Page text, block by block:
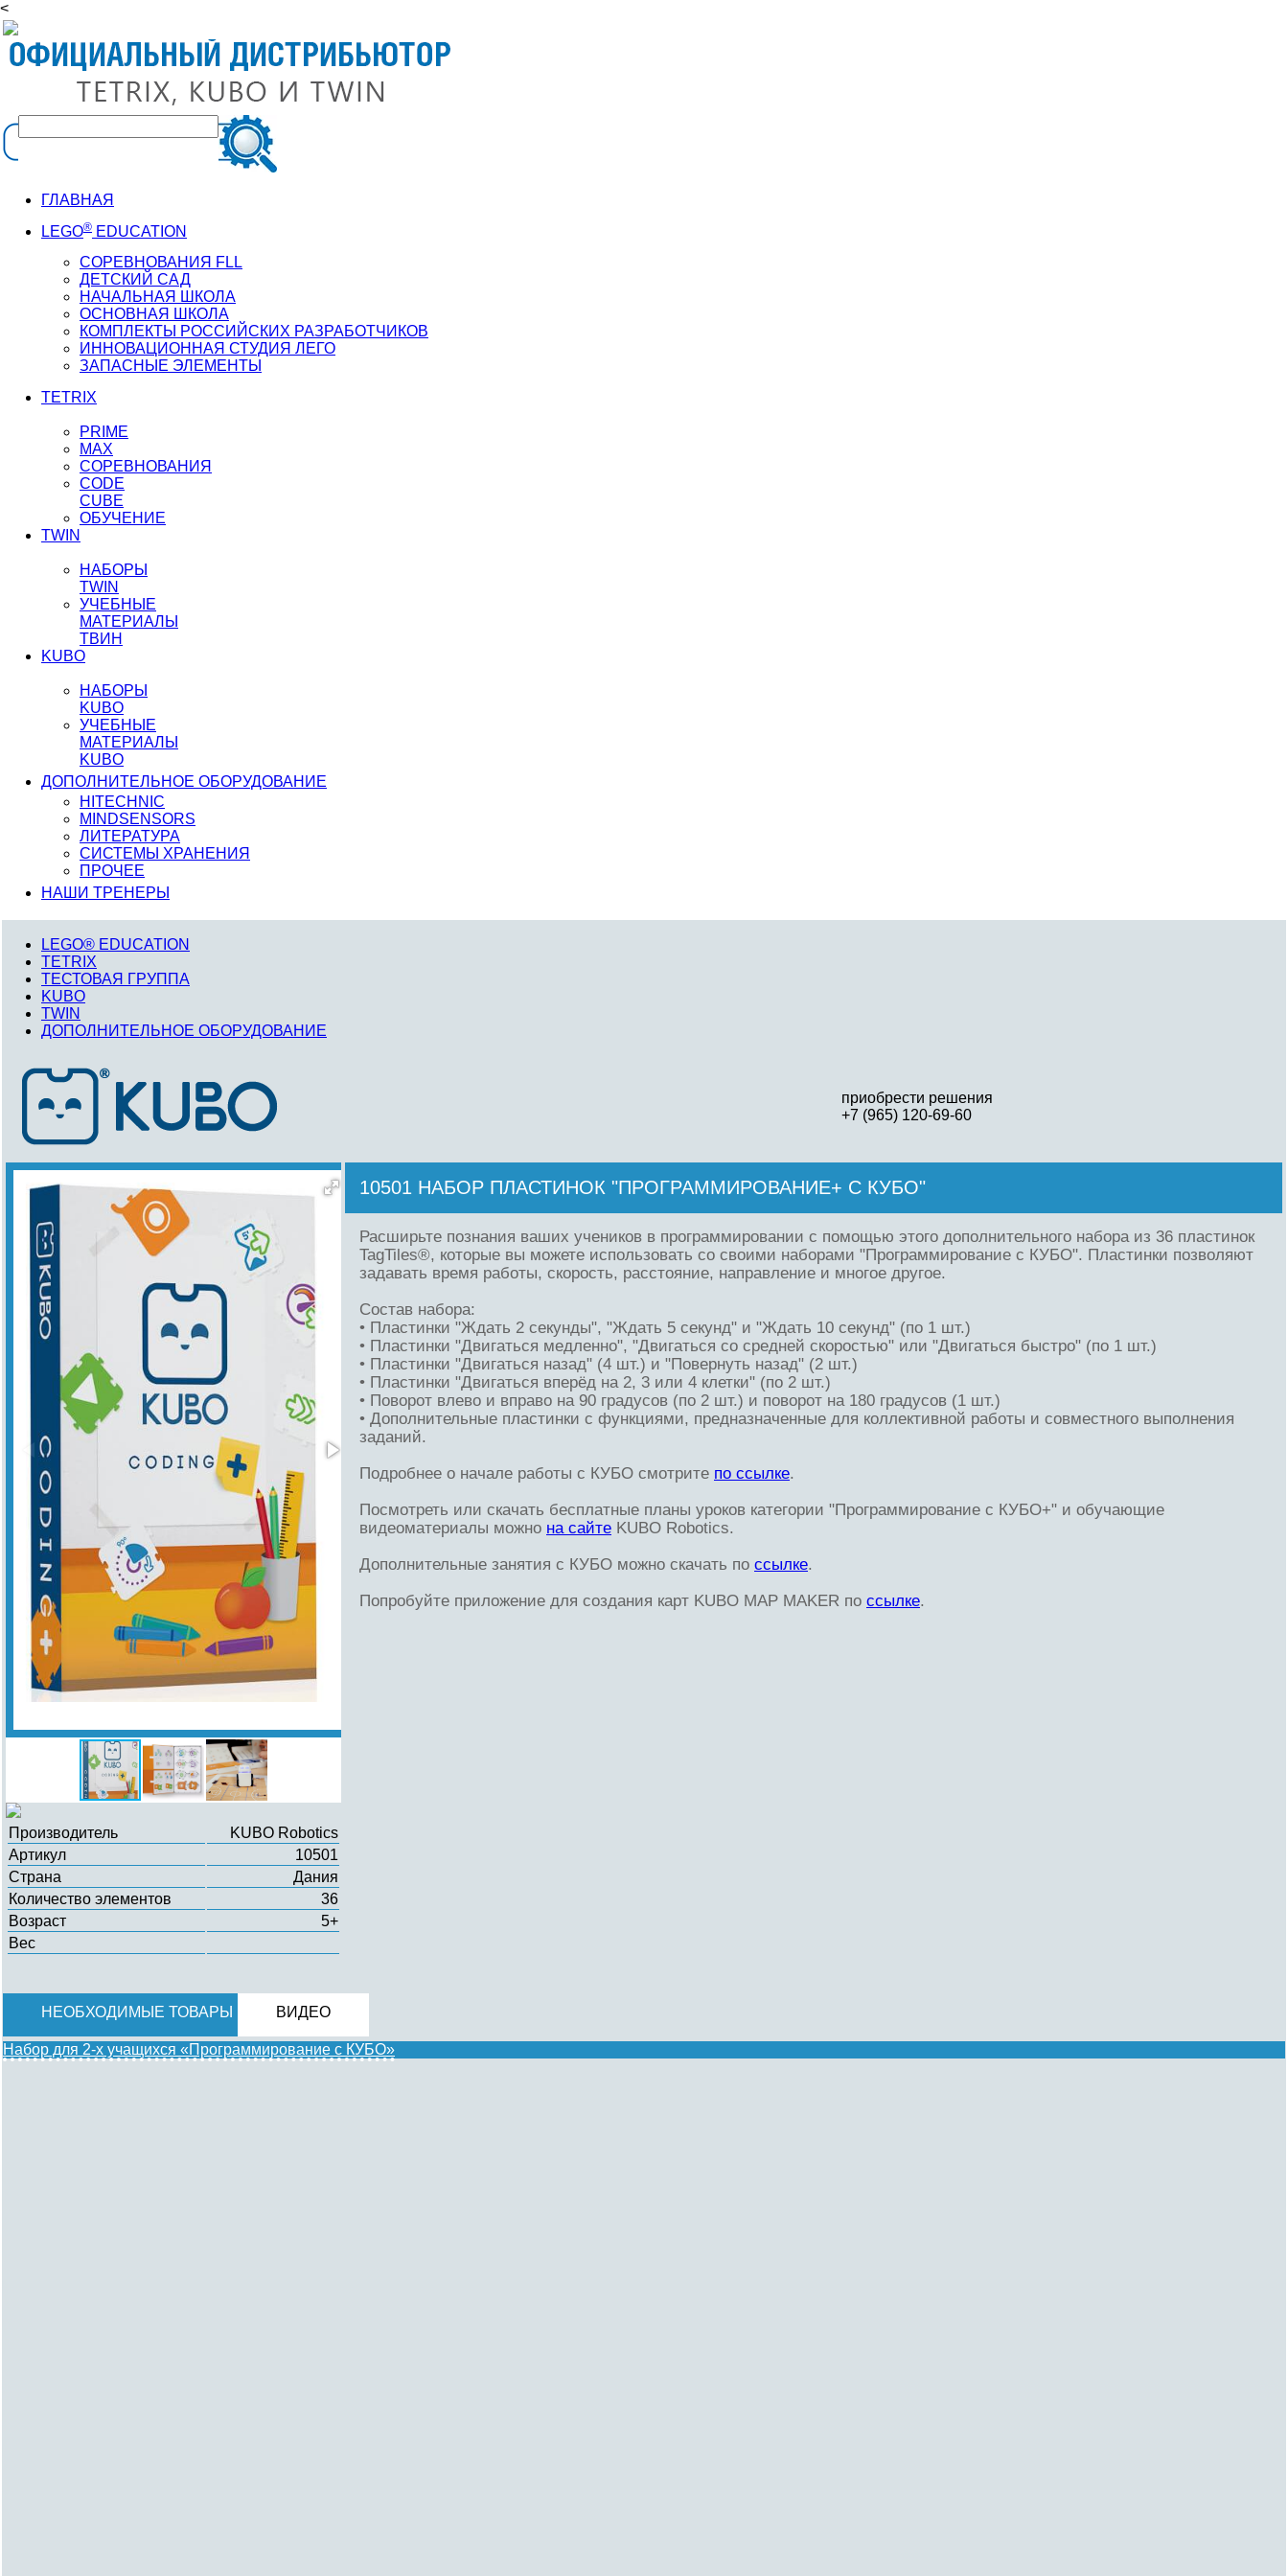
<
ГЛАВНАЯ
LEGO® EDUCATION
СОРЕВНОВАНИЯ FLL
ДЕТСКИЙ САД
НАЧАЛЬНАЯ ШКОЛА
ОСНОВНАЯ ШКОЛА
КОМПЛЕКТЫ РОССИЙСКИХ РАЗРАБОТЧИКОВ
ИННОВАЦИОННАЯ СТУДИЯ ЛЕГО
ЗАПАСНЫЕ ЭЛЕМЕНТЫ
TETRIX
PRIME
MAX
СОРЕВНОВАНИЯ
CODE
CUBE
ОБУЧЕНИЕ
TWIN
НАБОРЫ
TWIN
УЧЕБНЫЕ
МАТЕРИАЛЫ
ТВИН
KUBO
НАБОРЫ
KUBO
УЧЕБНЫЕ
МАТЕРИАЛЫ
KUBO
ДОПОЛНИТЕЛЬНОЕ ОБОРУДОВАНИЕ
HITECHNIC
MINDSENSORS
ЛИТЕРАТУРА
СИСТЕМЫ ХРАНЕНИЯ
ПРОЧЕЕ
НАШИ ТРЕНЕРЫ
LEGO® EDUCATION
TETRIX
ТЕСТОВАЯ ГРУППА
KUBO
TWIN
ДОПОЛНИТЕЛЬНОЕ ОБОРУДОВАНИЕ
приобрести решения
+7 (965) 120-69-60
Производитель
KUBO Robotics
Артикул
10501
Страна
Дания
Количество элементов
36
Возраст
5+
Вес
10501 НАБОР ПЛАСТИНОК "ПРОГРАММИРОВАНИЕ+ С КУБО"
Расширьте познания ваших учеников в программировании с помощью этого дополнительного набора из 36 пластинок
TagTiles®, которые вы можете использовать со своими наборами "Программирование с КУБО". Пластинки позволяют
задавать время работы, скорость, расстояние, направление и многое другое.
Состав набора:
• Пластинки "Ждать 2 секунды", "Ждать 5 секунд" и "Ждать 10 секунд" (по 1 шт.)
• Пластинки "Двигаться медленно", "Двигаться со средней скоростью" или "Двигаться быстро" (по 1 шт.)
• Пластинки "Двигаться назад" (4 шт.) и "Повернуть назад" (2 шт.)
• Пластинки "Двигаться вперёд на 2, 3 или 4 клетки" (по 2 шт.)
• Поворот влево и вправо на 90 градусов (по 2 шт.) и поворот на 180 градусов (1 шт.)
• Дополнительные пластинки с функциями, предназначенные для коллективной работы и совместного выполнения
заданий.
Подробнее о начале работы с КУБО смотрите по ссылке.
Посмотреть или скачать бесплатные планы уроков категории "Программирование с КУБО+" и обучающие
видеоматериалы можно на сайте KUBO Robotics.
Дополнительные занятия с КУБО можно скачать по ссылке.
Попробуйте приложение для создания карт KUBO MAP MAKER по ссылке.
НЕОБХОДИМЫЕ ТОВАРЫ
Набор для 2-х учащихся «Программирование с КУБО»
ВИДЕО